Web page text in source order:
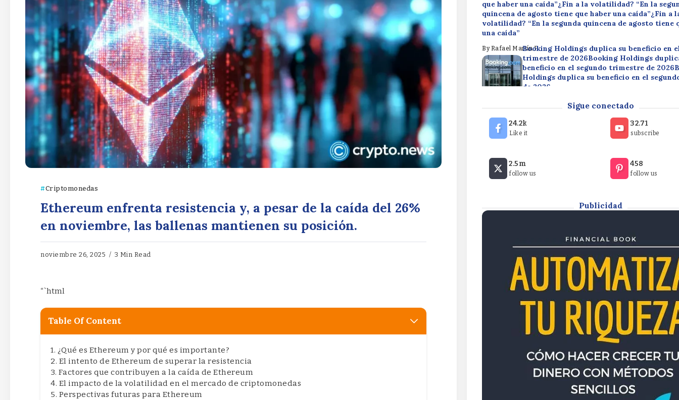
Criptomonedas
Ethereum enfrenta resistencia y, a pesar de la caída del 26%
en noviembre, las ballenas mantienen su posición.
noviembre 26, 2025 3 Min Read
“`html
Table Of Content
¿Qué es Ethereum y por qué es importante?
El intento de Ethereum de superar la resistencia
Factores que contribuyen a la caída de Ethereum
El impacto de la volatilidad en el mercado de criptomonedas
Perspectivas futuras para Ethereum
que haber una caída”¿Fin a la volatilidad? “En la
quincena de agosto tiene que haber una caída”¿Fin a
volatilidad? “En la segunda quincena de agosto tiene
una caída”
By Rafael Martín F.Booking Holdings duplica su beneficio en
trimestre de 2026Booking Holdings
beneficio en el segundo trimestre de
Holdings duplica su beneficio en el
de 2026
Rafael Martín F.
Disney reduce su beneficio en un 49,9%
trimestre fiscalDisney reduce su beneficio
49,9% en el tercer trimestre fiscalDisney
beneficio en un 49,9% en el tercer
¿Fin a la volatilidad? “En la segunda quincena de
que haber una caída”¿Fin a la volatilidad? “En la
quincena de agosto tiene que haber una caída”¿Fin a
ByRafael Martín F.
Sigue conectado
24.2k
Like it
32.71
subscribe
2.5m
follow us
458
follow us
Publicidad